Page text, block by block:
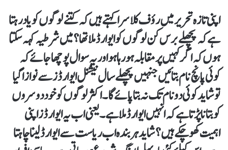
اپنی تازہ تحریر میں رؤف کلاسرا کہتے ہیں کہ کتنے لوگوں کو یاد رہتا
ہے کہ پچھلے برس کن لوگوں کو ایوارڈ ملا تھا؟ میں شرطیہ کہہ سکتا
ہوں کہ اگر کہیں پر مقابلہ ہو رہا ہو اور یہ سوال پوچھا جائے کہ
کوئی پانچ نام بتائیں جنہیں پچھلے سال نیشنل ایوارڈز سے نوازا گیا
تو شاید کوئی دو نام تک نہ بتا پائے گا۔ اکثر لوگوں کو خود دوسروں
کو بتانا پڑتا ہے کہ انہیں ایوارڈ ملا ہے۔ یعنی اب یہ ایوارڈز اپنی
اہمیت کھو چکے ہیں؟ شاید ہر بندہ اب ریاست سے ایوارڈ لینا چاہتا